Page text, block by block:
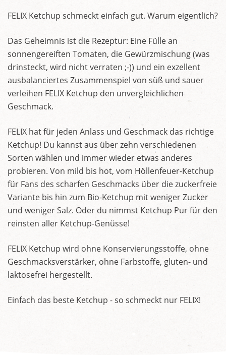
FELIX Ketchup schmeckt einfach gut. Warum eigentlich?
Das Geheimnis ist die Rezeptur: Eine Fülle an
sonnengereiften Tomaten, die Gewürzmischung (was
drinsteckt, wird nicht verraten ;-)) und ein exzellent
ausbalanciertes Zusammenspiel von süß und sauer
verleihen FELIX Ketchup den unvergleichlichen
Geschmack.
FELIX hat für jeden Anlass und Geschmack das richtige
Ketchup! Du kannst aus über zehn verschiedenen
Sorten wählen und immer wieder etwas anderes
probieren. Von mild bis hot, vom Höllenfeuer-Ketchup
für Fans des scharfen Geschmacks über die zuckerfreie
Variante bis hin zum Bio-Ketchup mit weniger Zucker
und weniger Salz. Oder du nimmst Ketchup Pur für den
reinsten aller Ketchup-Genüsse!
FELIX Ketchup wird ohne Konservierungsstoffe, ohne
Geschmacksverstärker, ohne Farbstoffe, gluten- und
laktosefrei hergestellt.
Einfach das beste Ketchup - so schmeckt nur FELIX!